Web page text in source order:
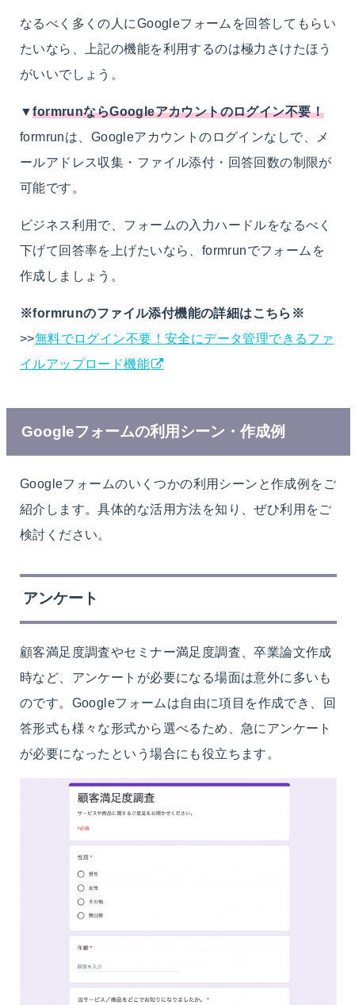
なるべく多くの人にGoogleフォームを回答してもらい
たいなら、上記の機能を利用するのは極力さけたほう
がいいでしょう。
▼formrunならGoogleアカウントのログイン不要！
formrunは、Googleアカウントのログインなしで、メ
ールアドレス収集・ファイル添付・回答回数の制限が
可能です。
ビジネス利用で、フォームの入力ハードルをなるべく
下げて回答率を上げたいなら、formrunでフォームを
作成しましょう。
※formrunのファイル添付機能の詳細はこちら※
>>無料でログイン不要！安全にデータ管理できるファ
イルアップロード機能
Googleフォームの利用シーン・作成例
Googleフォームのいくつかの利用シーンと作成例をご
紹介します。具体的な活用方法を知り、ぜひ利用をご
検討ください。
アンケート
顧客満足度調査やセミナー満足度調査、卒業論文作成
時など、アンケートが必要になる場面は意外に多いも
のです。Googleフォームは自由に項目を作成でき、回
答形式も様々な形式から選べるため、急にアンケート
が必要になったという場合にも役立ちます。